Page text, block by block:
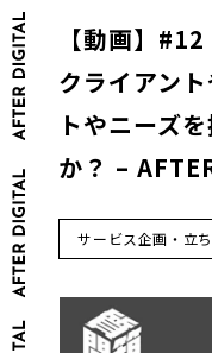
【動画】
クライアン
トやニーズ
か？ –
サービス企画・立